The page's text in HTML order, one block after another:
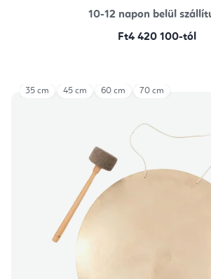
10-12 napon belül
Ft4 420 100-tól
35 cm 45 cm 60 cm 70 cm